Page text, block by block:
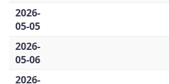
2026-
05-05
2026-
05-06
2026-